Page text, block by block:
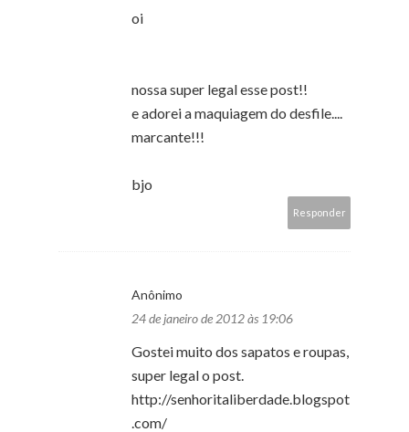
oi
nossa super legal esse post!!
e adorei a maquiagem do desfile....
marcante!!!
bjo
Responder
Anônimo
24 de janeiro de 2012 às 19:06
Gostei muito dos sapatos e roupas,
super legal o post.
http://senhoritaliberdade.blogspot
.com/